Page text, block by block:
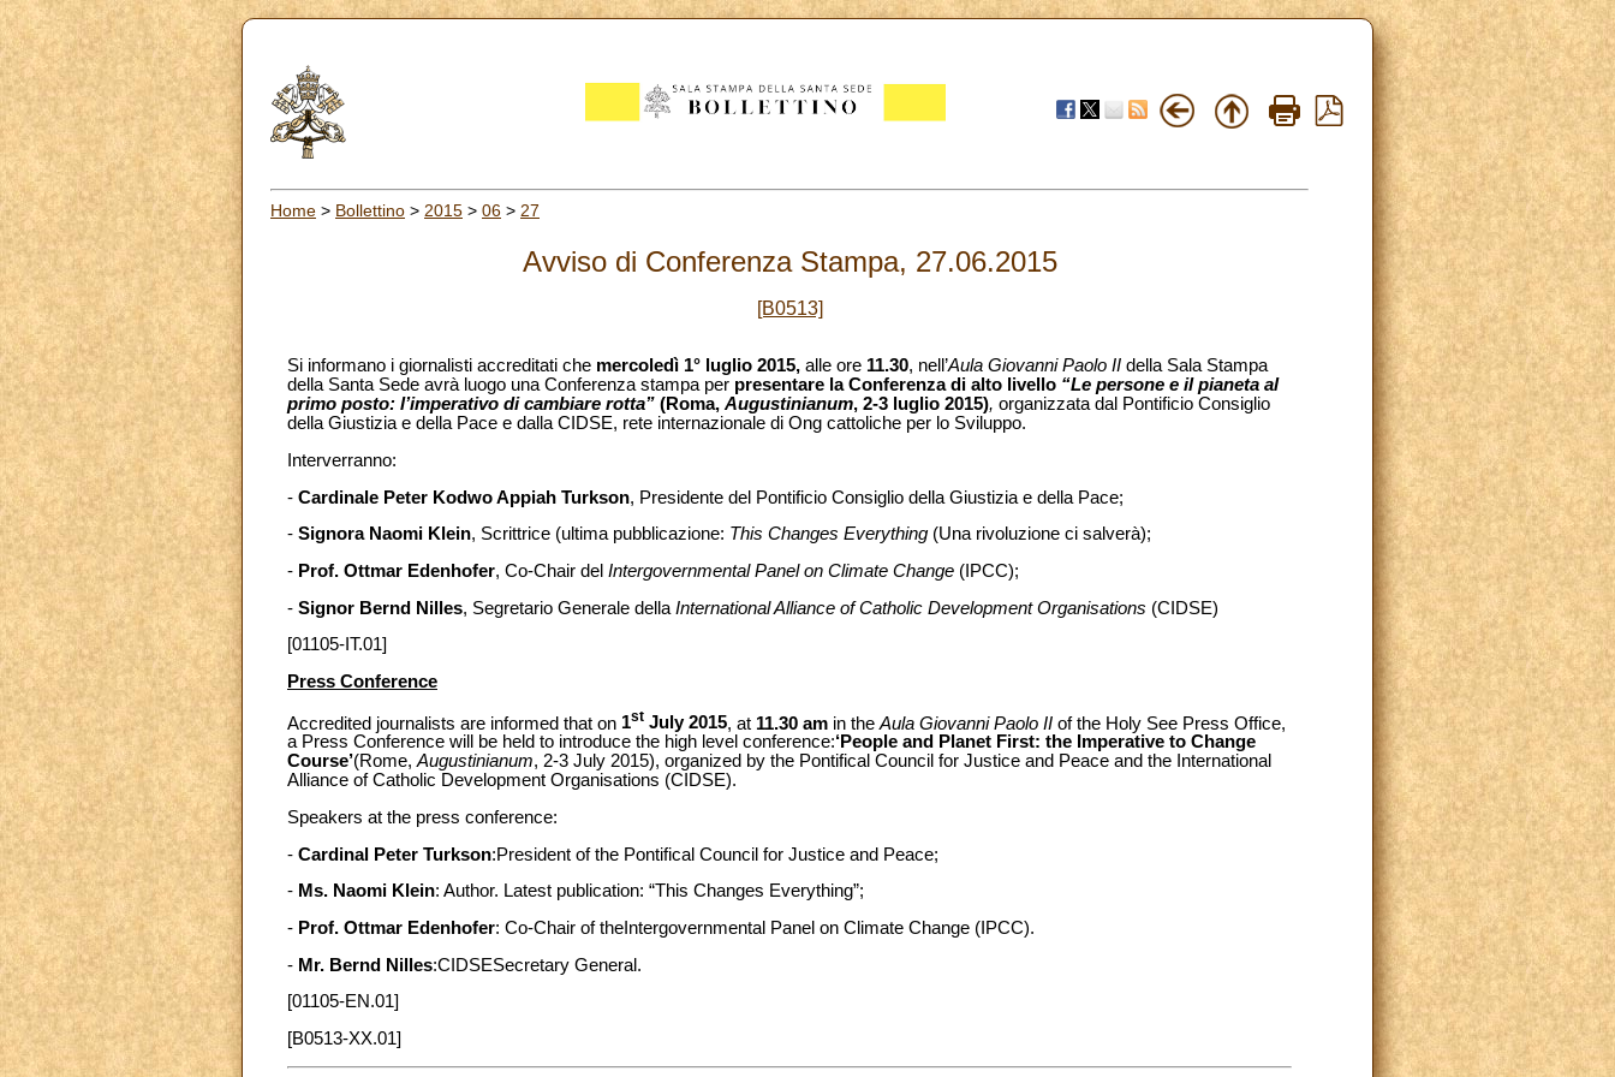
Home > Bollettino > 2015 > 06 > 27
Avviso di Conferenza Stampa, 27.06.2015
[B0513]
Si informano i giornalisti accreditati che mercoledì 1° luglio 2015, alle ore 11.30, nell’Aula Giovanni Paolo II della Sala Stampa
della Santa Sede avrà luogo una Conferenza stampa per presentare la Conferenza di alto livello “Le persone e il pianeta al
primo posto: l’imperativo di cambiare rotta” (Roma, Augustinianum, 2-3 luglio 2015), organizzata dal Pontificio Consiglio
della Giustizia e della Pace e dalla CIDSE, rete internazionale di Ong cattoliche per lo Sviluppo.
Interverranno:
- Cardinale Peter Kodwo Appiah Turkson, Presidente del Pontificio Consiglio della Giustizia e della Pace;
- Signora Naomi Klein, Scrittrice (ultima pubblicazione: This Changes Everything (Una rivoluzione ci salverà);
- Prof. Ottmar Edenhofer, Co-Chair del Intergovernmental Panel on Climate Change (IPCC);
- Signor Bernd Nilles, Segretario Generale della International Alliance of Catholic Development Organisations (CIDSE)
[01105-IT.01]
Press Conference
Accredited journalists are informed that on 1st July 2015, at 11.30 am in the Aula Giovanni Paolo II of the Holy See Press Office,
a Press Conference will be held to introduce the high level conference:‘People and Planet First: the Imperative to Change
Course’(Rome,Augustinianum, 2-3 July 2015), organized by the Pontifical Council for Justice and Peace and the International
Alliance of Catholic Development Organisations (CIDSE).
Speakers at the press conference:
- Cardinal Peter Turkson:President of the Pontifical Council for Justice and Peace;
- Ms. Naomi Klein: Author. Latest publication: “This Changes Everything”;
- Prof. Ottmar Edenhofer: Co-Chair of theIntergovernmental Panel on Climate Change (IPCC).
- Mr. Bernd Nilles:CIDSESecretary General.
[01105-EN.01]
[B0513-XX.01]